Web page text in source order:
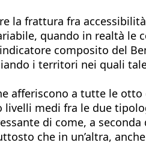
la frattura fra
quando in realtà le
composito del
i territori nei quali
afferiscono a tutte le
medi fra le due
di come, a
che in un’altra,